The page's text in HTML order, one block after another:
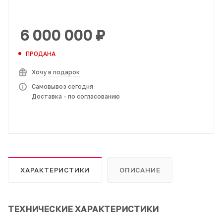
6 000 000 ₽
ПРОДАНА
Хочу в подарок
Самовывоз сегодня
Доставка - по согласованию
ХАРАКТЕРИСТИКИ ОПИСАНИЕ
ТЕХНИЧЕСКИЕ ХАРАКТЕРИСТИКИ